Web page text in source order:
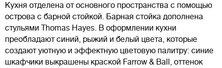
Кухня отделена от основного пространства с помощью
острова с барной стойкой. Барная стойка дополнена
стульями Thomas Hayes. В оформлении кухни
преобладают синий, рыжий и белый цвета, которые
создают уютную и эффектную цветовую палитру: синие
шкафчики выкрашены краской Farrow & Ball, оттенок